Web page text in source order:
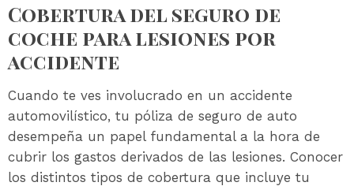
Cobertura del seguro de
coche para lesiones por
accidente
Cuando te ves involucrado en un accidente
automovilístico, tu póliza de seguro de auto
desempeña un papel fundamental a la hora de
cubrir los gastos derivados de las lesiones. Conocer
los distintos tipos de cobertura que incluye tu